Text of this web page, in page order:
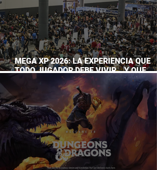
MEGA XP 2026: LA EXPERIENCIA QUE
TODO JUGADOR DEBE VIVIR… Y QUE
AHORA PUEDES DISFRUTAR A TU RITMO